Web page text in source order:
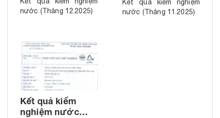
nước (Tháng 12.2025)
Kết quả kiểm nghiệm
nước (Tháng 11.2025)
Kết quả kiểm
nghiệm nước